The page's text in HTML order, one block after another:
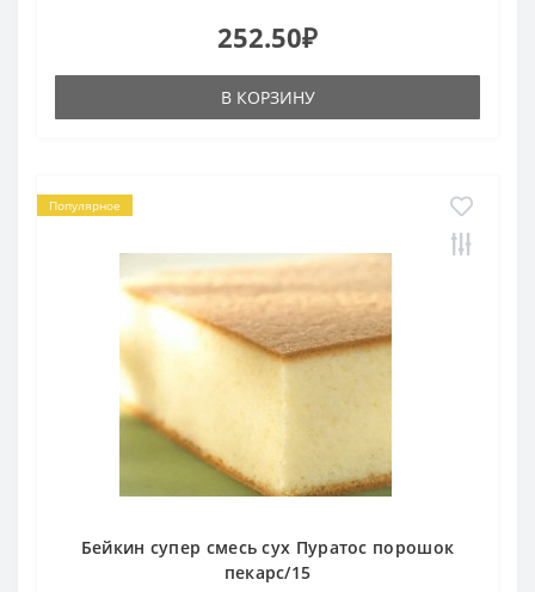
252.50₽
В КОРЗИНУ
Популярное
Бейкин супер смесь сух Пуратос порошок
пекарс/15